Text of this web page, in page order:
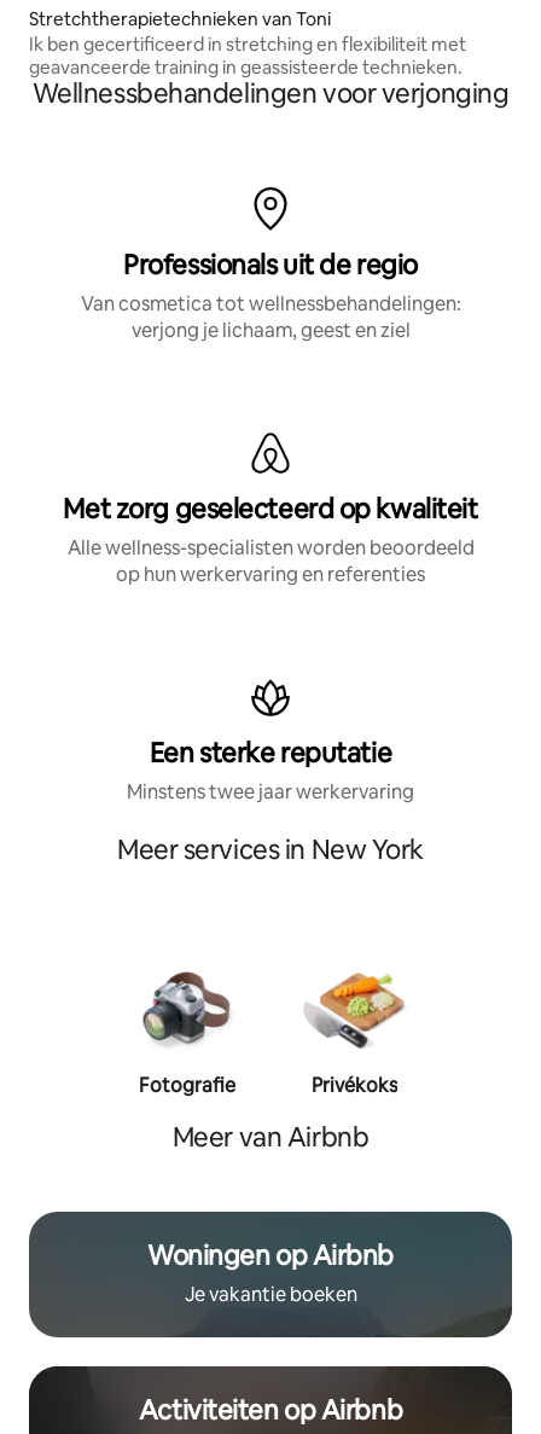
Stretchtherapietechnieken van Toni
Ik ben gecertificeerd in stretching en flexibiliteit met
geavanceerde training in geassisteerde technieken.
Wellnessbehandelingen voor verjonging
Professionals uit de regio
Van cosmetica tot wellnessbehandelingen:
verjong je lichaam, geest en ziel
Met zorg geselecteerd op kwaliteit
Alle wellness-specialisten worden beoordeeld
op hun werkervaring en referenties
Een sterke reputatie
Minstens twee jaar werkervaring
Meer services in New York
Fotografie Privékoks
Meer van Airbnb
Woningen op Airbnb
Je vakantie boeken
Activiteiten op Airbnb